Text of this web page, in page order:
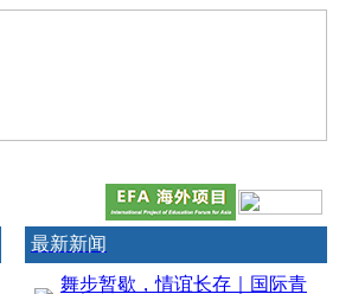
最新新闻
舞步暂歇，情谊长存｜国际青